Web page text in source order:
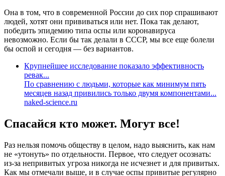
Она в том, что в современной России до сих пор спрашивают
людей, хотят они прививаться или нет. Пока так делают,
победить эпидемию типа оспы или коронавируса
невозможно. Если бы так делали в СССР, мы все еще болели
бы оспой и сегодня — без вариантов.
Крупнейшее исследование показало эффективность
ревак...
По сравнению с людьми, которые как минимум пять
месяцев назад привились только двумя компонентами...
naked-science.ru
Спасайся кто может. Могут все!
Раз нельзя помочь обществу в целом, надо выяснить, как нам
не «утонуть» по отдельности. Первое, что следует осознать:
из-за непривитых угроза никогда не исчезнет и для привитых.
Как мы отмечали выше, и в случае оспы привитые регулярно